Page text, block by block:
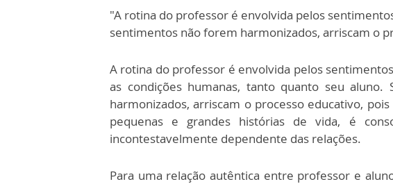
"A rotina do professor é envolvida pelos
sentimentos não forem harmonizados, arriscam o
A rotina do professor é envolvida pelos
as condições humanas, tanto quanto seu aluno.
harmonizados, arriscam o processo educativo,
pequenas e grandes histórias de vida, é
incontestavelmente dependente das relações.
Para uma relação autêntica entre professor e